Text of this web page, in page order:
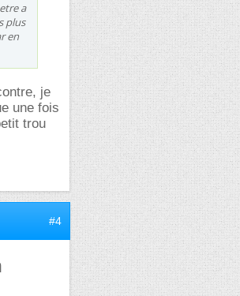
a
plus
en
je
une fois
trou
#4